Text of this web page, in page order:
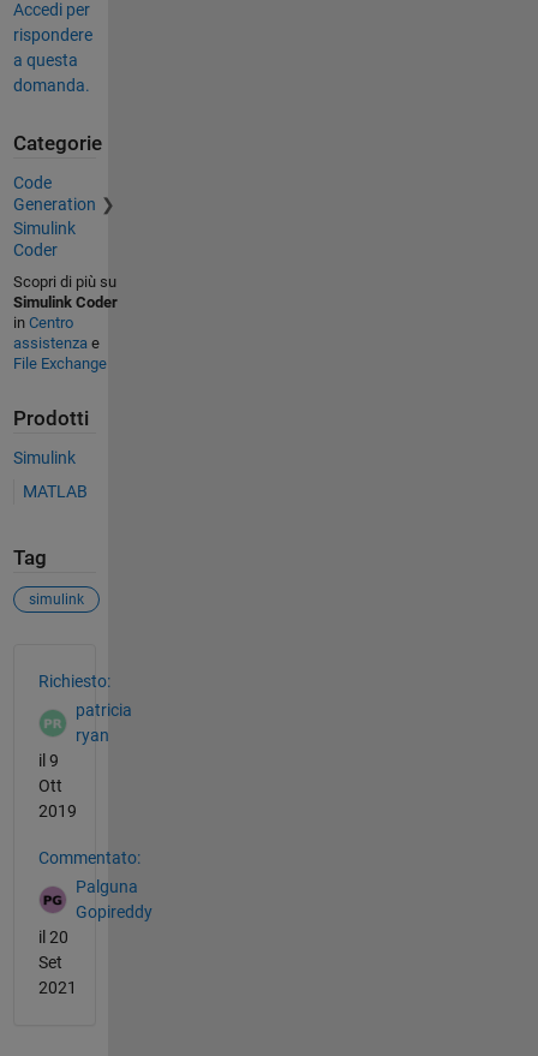
Accedi per
rispondere
a questa
domanda.
Categorie
Code
Generation
Simulink
Coder
Scopri di più su
Simulink Coder
in Centro
assistenza e
File Exchange
Prodotti
Simulink
MATLAB
Tag
simulink
Richiesto:
patricia
ryan
il 9
Ott
2019
Commentato:
Palguna
Gopireddy
il 20
Set
2021